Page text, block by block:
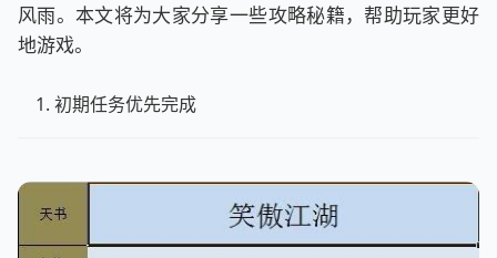
风雨。本文将为大家分享一些攻略秘籍，帮助玩家更好
地游戏。
初期任务优先完成